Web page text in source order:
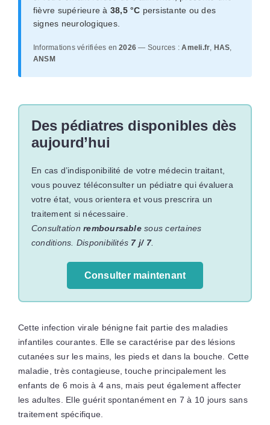
fièvre supérieure à 38,5 °C persistante ou des
signes neurologiques.
Informations vérifiées en2026 — Sources :Ameli.fr, HAS,
ANSM
Des pédiatres disponibles dès
aujourd’hui
En cas d’indisponibilité de votre médecin traitant,
vous pouvez téléconsulter un pédiatre qui évaluera
votre état, vous orientera et vous prescrira un
traitement si nécessaire.
Consultationremboursablesous certaines
conditions. Disponibilités 7 j/ 7.
Consulter maintenant
Cette infection virale bénigne fait partie des maladies
infantiles courantes. Elle se caractérise par des lésions
cutanées sur les mains, les pieds et dans la bouche. Cette
maladie, très contagieuse, touche principalement les
enfants de 6 mois à 4 ans, mais peut également affecter
les adultes. Elle guérit spontanément en 7 à 10 jours sans
traitement spécifique.